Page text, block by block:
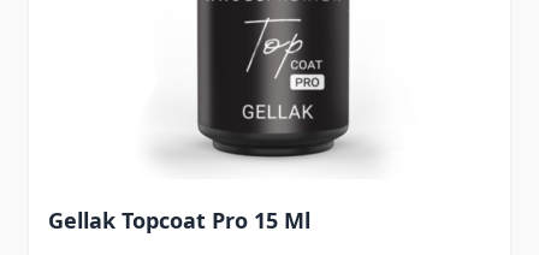
Gellak Topcoat Pro 15 Ml